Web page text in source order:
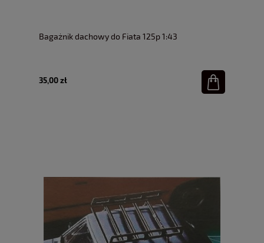
Bagażnik dachowy do Fiata 125p 1:43
35,00 zł